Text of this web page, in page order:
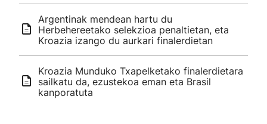
Argentinak mendean hartu du
Herbehereetako selekzioa penaltietan, eta
Kroazia izango du aurkari finalerdietan
Kroazia Munduko Txapelketako finalerdietara
sailkatu da, ezustekoa eman eta Brasil
kanporatuta